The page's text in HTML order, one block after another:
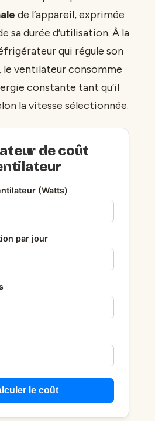
de l’appareil, exprimée
sa durée d’utilisation. À la
qui régule son
ventilateur consomme
constante tant qu’il
la vitesse sélectionnée.
de coût
(Watts)
par jour
le coût